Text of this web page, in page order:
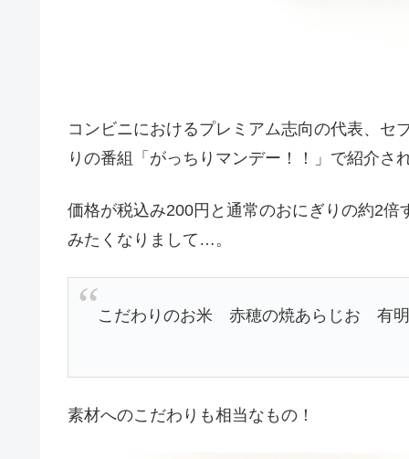
コンビニにおけるプレミアム志向の代表、セ
りの番組「がっちりマンデー！！」で紹介さ
価格が税込み200円と通常のおにぎりの約2
みたくなりまして…。
こだわりのお米 赤穂の焼あらじお 有
素材へのこだわりも相当なもの！